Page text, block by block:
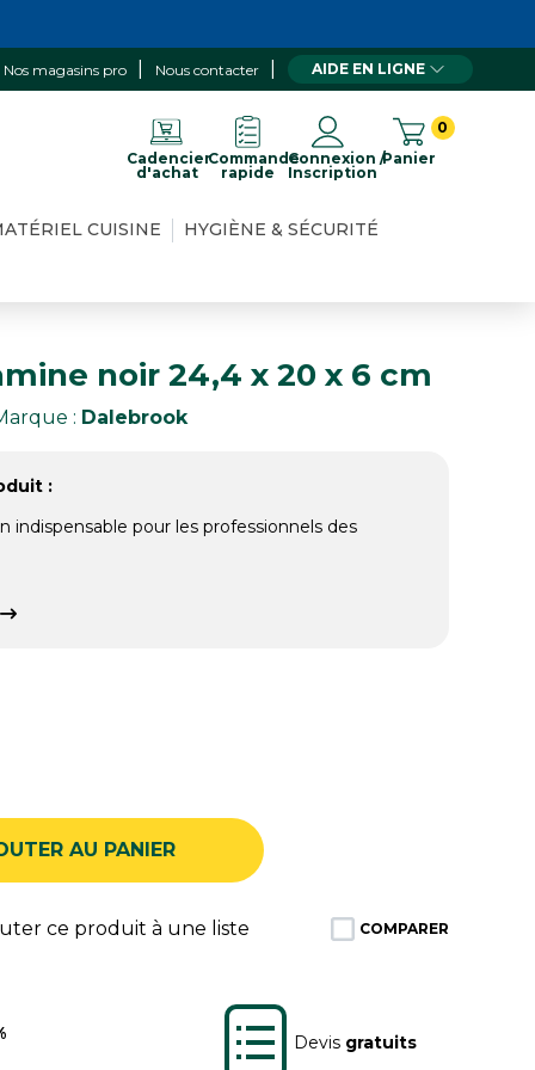
Nos magasins pro Nous contacter AIDE EN LIGNE
Cadencier
d'achat
Commande
rapide
Connexion /
Inscription
Panier
0
CUISINE HYGIÈNE & SÉCURITÉ
noir 24,4 x 20 x 6 cm
: Dalebrook
:
indispensable pour les professionnels des
AU PANIER
ce produit à une liste COMPARER
Devis gratuits